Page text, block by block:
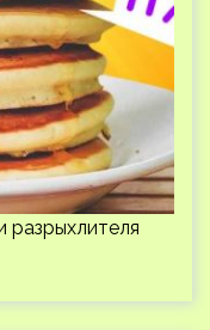
разрыхлителя